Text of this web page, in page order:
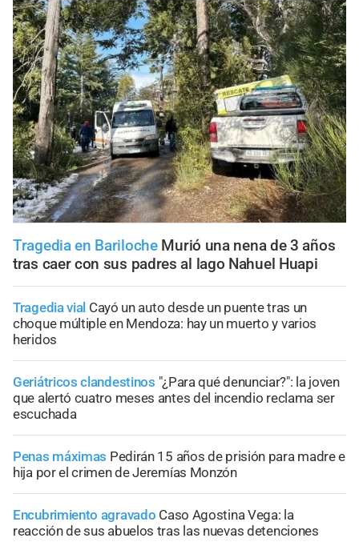
Tragedia en Bariloche Murió una nena de 3 años
tras caer con sus padres al lago Nahuel Huapi
Tragedia vial Cayó un auto desde un puente tras un
choque múltiple en Mendoza: hay un muerto y varios
heridos
Geriátricos clandestinos "¿Para qué denunciar?": la joven
que alertó cuatro meses antes del incendio reclama ser
escuchada
Penas máximas Pedirán 15 años de prisión para madre e
hija por el crimen de Jeremías Monzón
Encubrimiento agravado Caso Agostina Vega: la
reacción de sus abuelos tras las nuevas detenciones